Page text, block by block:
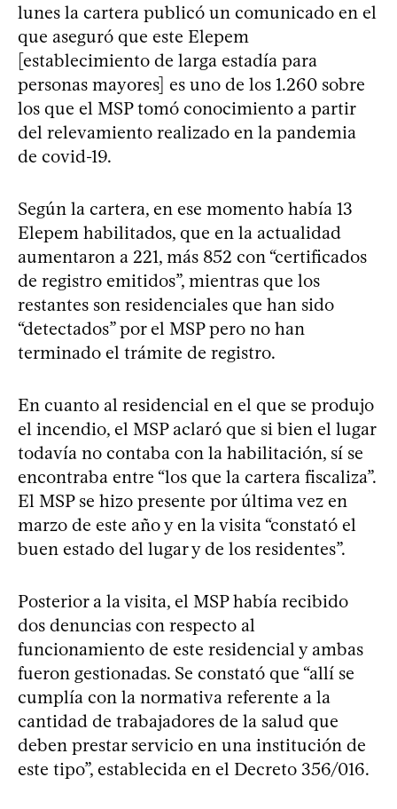
lunes la cartera publicó un comunicado en el
que aseguró que este Elepem
[establecimiento de larga estadía para
personas mayores] es uno de los 1.260 sobre
los que el MSP tomó conocimiento a partir
del relevamiento realizado en la pandemia
de covid-19.
Según la cartera, en ese momento había 13
Elepem habilitados, que en la actualidad
aumentaron a 221, más 852 con “certificados
de registro emitidos”, mientras que los
restantes son residenciales que han sido
“detectados” por el MSP pero no han
terminado el trámite de registro.
En cuanto al residencial en el que se produjo
el incendio, el MSP aclaró que si bien el lugar
todavía no contaba con la habilitación, sí se
encontraba entre “los que la cartera fiscaliza”.
El MSP se hizo presente por última vez en
marzo de este año y en la visita “constató el
buen estado del lugar y de los residentes”.
Posterior a la visita, el MSP había recibido
dos denuncias con respecto al
funcionamiento de este residencial y ambas
fueron gestionadas. Se constató que “allí se
cumplía con la normativa referente a la
cantidad de trabajadores de la salud que
deben prestar servicio en una institución de
este tipo”, establecida en el Decreto 356/016.